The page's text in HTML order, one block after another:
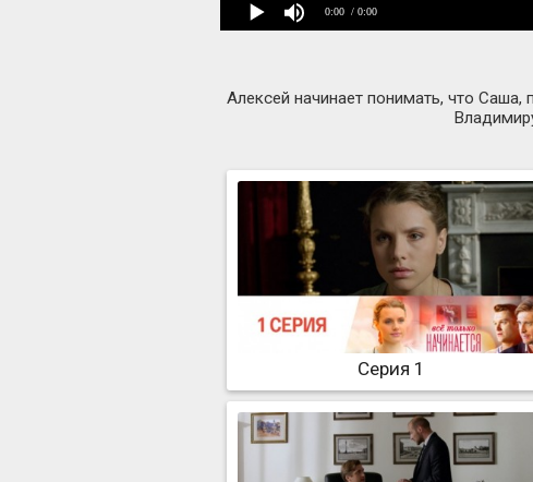
0:00 / 0:00
Алексей начинает понимать, что Саша,
Серия 1